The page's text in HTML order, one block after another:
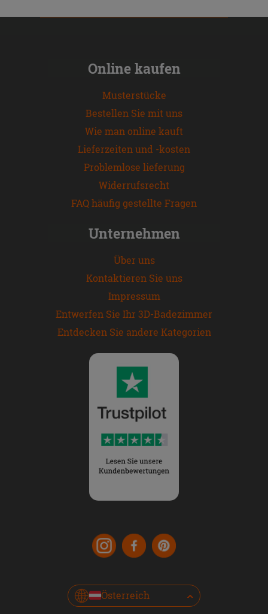
Online kaufen
Musterstücke
Bestellen Sie mit uns
Wie man online kauft
Lieferzeiten und -kosten
Problemlose lieferung
Widerrufsrecht
FAQ häufig gestellte Fragen
Unternehmen
Über uns
Kontaktieren Sie uns
Impressum
Entwerfen Sie Ihr 3D-Badezimmer
Entdecken Sie andere Kategorien
Österreich